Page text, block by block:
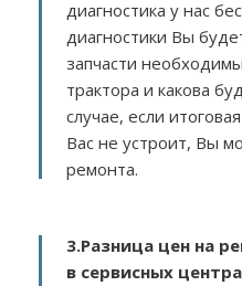
диагностика у нас
диагностики Вы
запчасти
трактора и какова
случае, если
Вас не устроит, Вы
ремонта.
3.Разница цен на
в сервисных